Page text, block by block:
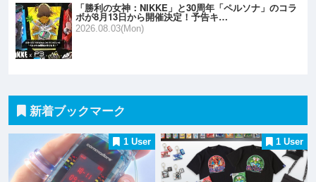
「勝利の女神：NIKKE」と30周年「ペルソナ」のコラ
ボが8月13日から開催決定！予告キ…
2026.08.03(Mon)
新着ブックマーク
1 User 1 User